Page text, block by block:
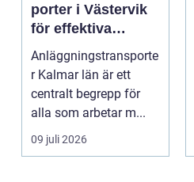
porter i Västervik
för effektiva
byggprojekt
Anläggningstransporte
r Kalmar län är ett
centralt begrepp för
alla som arbetar m...
09 juli 2026